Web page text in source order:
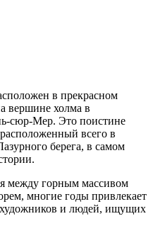
в прекрасном
вершине холма в
сюр-Мер. Это поистине
всего в
берега, в самом
между горным массивом
многие годы привлекает
и людей, ищущих